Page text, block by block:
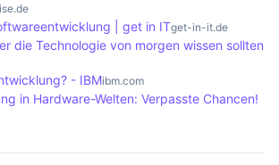
| get in ITget-in-it.de
die Technologie von morgen wissen sollten
- IBMibm.com
in Hardware-Welten: Verpasste Chancen!